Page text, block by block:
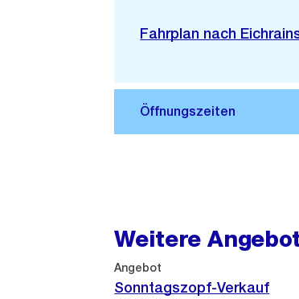
Externer
Fahrplan nach
Weitere
Angebot
Sonntagszopf-Verkauf